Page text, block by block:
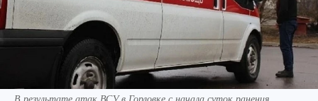
В результате атак ВСУ в Горловке с начала суток ранения